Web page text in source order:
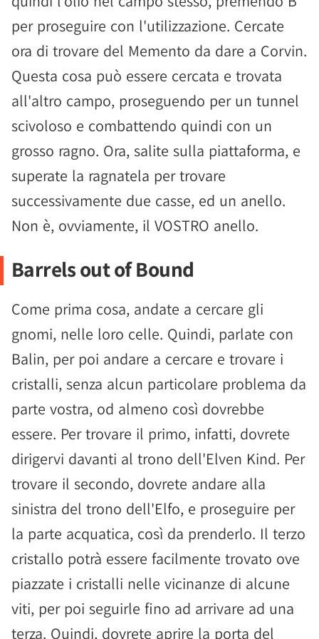
per proseguire con l'utilizzazione. Cercate
ora di trovare del Memento da dare a Corvin.
Questa cosa può essere cercata e trovata
all'altro campo, proseguendo per un tunnel
scivoloso e combattendo quindi con un
grosso ragno. Ora, salite sulla piattaforma, e
superate la ragnatela per trovare
successivamente due casse, ed un anello.
Non è, ovviamente, il VOSTRO anello.
Barrels out of Bound
Come prima cosa, andate a cercare gli
gnomi, nelle loro celle. Quindi, parlate con
Balin, per poi andare a cercare e trovare i
cristalli, senza alcun particolare problema da
parte vostra, od almeno così dovrebbe
essere. Per trovare il primo, infatti, dovrete
dirigervi davanti al trono dell'Elven Kind. Per
trovare il secondo, dovrete andare alla
sinistra del trono dell'Elfo, e proseguire per
la parte acquatica, così da prenderlo. Il terzo
cristallo potrà essere facilmente trovato ove
piazzate i cristalli nelle vicinanze di alcune
viti, per poi seguirle fino ad arrivare ad una
terza. Quindi, dovrete aprire la porta del